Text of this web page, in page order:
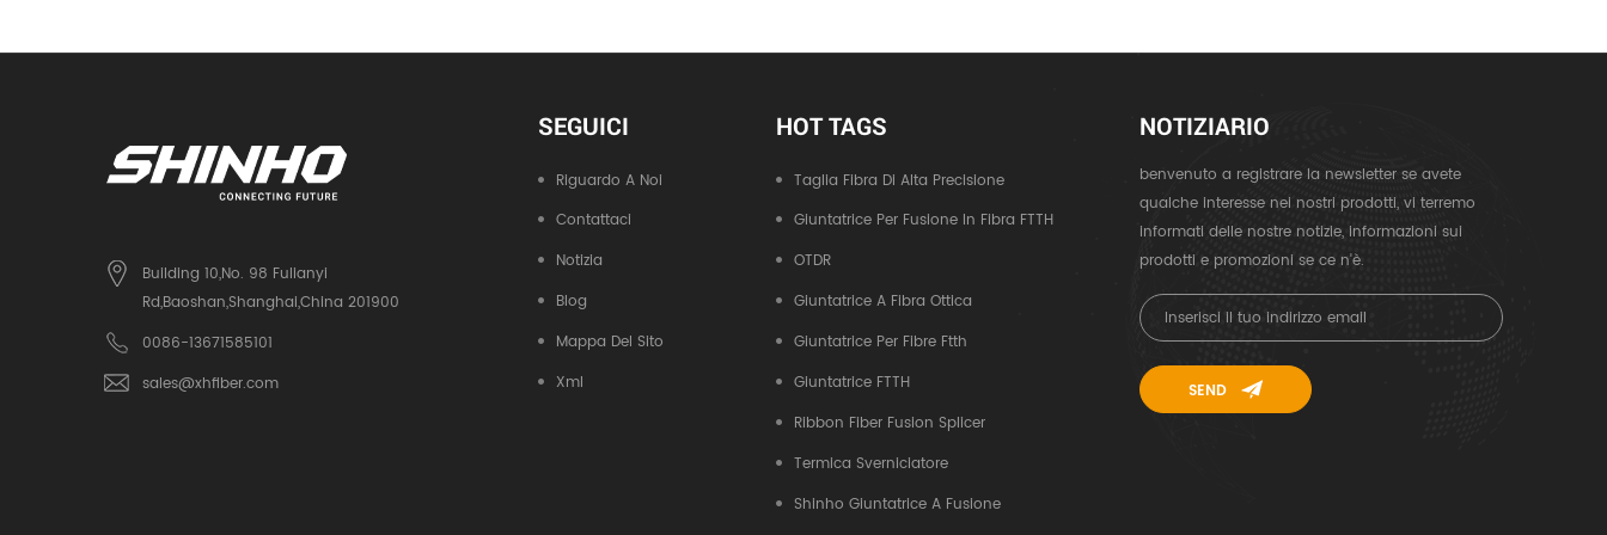
Building 10,No. 98 Fulianyi
Rd,Baoshan,Shanghai,China 201900
0086-13671585101
sales@xhfiber.com
SEGUICI
Riguardo A Noi
Contattaci
Notizia
Blog
Mappa Del Sito
Xml
HOT TAGS
Taglia Fibra Di Alta Precisione
Giuntatrice Per Fusione In Fibra FTTH
OTDR
Giuntatrice A Fibra Ottica
Giuntatrice Per Fibre Ftth
Giuntatrice FTTH
Ribbon Fiber Fusion Splicer
Termica Sverniciatore
Shinho Giuntatrice A Fusione
NOTIZIARIO
benvenuto a registrare la newsletter se avete
qualche interesse nei nostri prodotti, vi terremo
informati delle nostre notizie, informazioni sui
prodotti e promozioni se ce n'è.